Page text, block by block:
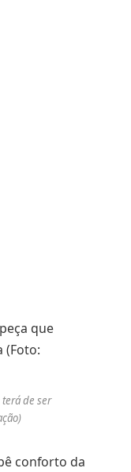
de ser
conforto da